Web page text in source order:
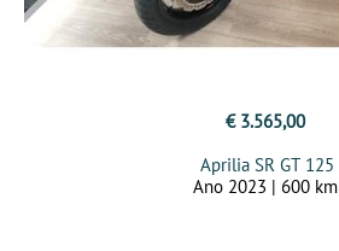
€ 3.565,00
Aprilia SR GT 125
Ano 2023 | 600 km